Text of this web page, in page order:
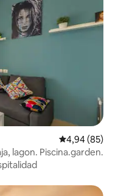
Calificación
4,94 (85)
lagon. Piscina.garden.